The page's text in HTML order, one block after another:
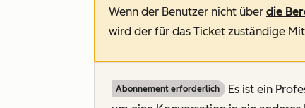
Wenn der Benutzer nicht über die
wird der für das Ticket zuständige
Abonnement erforderlich Es ist ein